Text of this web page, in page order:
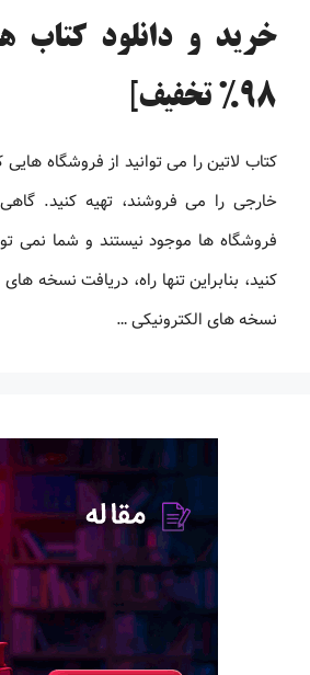
خرید و دانلود کتاب
98% تخفیف]
کتاب لاتین را می توانید از فروشگاه
خارجی را می فروشند، تهیه کنید.
فروشگاه ها موجود نیستند و شما نمی
کنید، بنابراین تنها راه، دریافت نسخه
نسخه های الکترونیکی …